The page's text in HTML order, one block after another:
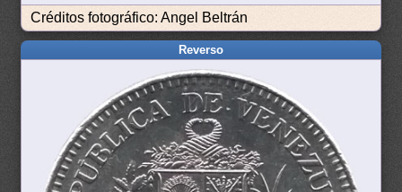
Créditos fotográfico: Angel Beltrán
Reverso